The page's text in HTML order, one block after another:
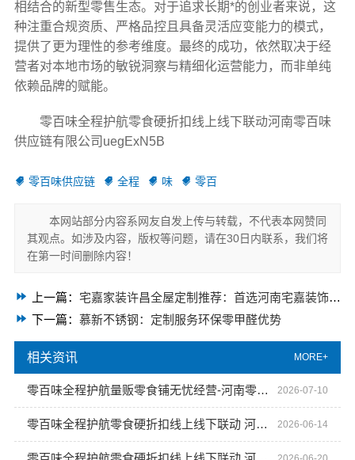
相结合的新型零售生态。对于追求长期*的创业者来说，这
种注重合规资质、严格品控且具备灵活应变能力的模式，
提供了更为理性的参考维度。最终的成功，依然取决于经
营者对本地市场的敏锐洞察与精细化运营能力，而非单纯
依赖品牌的赋能。
零百味全程护航零食硬折扣线上线下联动河南零百味
供应链有限公司uegExN5B
零百味供应链 全程 味 零百
本网站部分内容系网友自发上传与转载，不代表本网赞同
其观点。如涉及内容，版权等问题，请在30日内联系，我们将
在第一时间删除内容！
上一篇： 宅嘉家装许昌全屋定制推荐：首选河南宅嘉装饰材料有限公司
下一篇： 慕新不锈钢：定制服务环保零甲醛优势
相关资讯 MORE+
零百味全程护航量贩零食铺无忧经营-河南零百味供应链有限公司 2026-07-10
零百味全程护航零食硬折扣线上线下联动 河南零百味供应链有限公司 2026-06-14